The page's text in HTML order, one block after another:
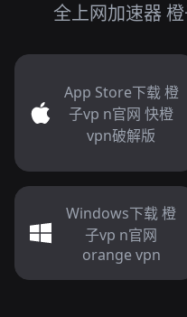
全上网加速器
App Store下载 橙
子vp n官网 快橙
vpn破解版
Windows下载 橙
子vp n官网
orange vpn